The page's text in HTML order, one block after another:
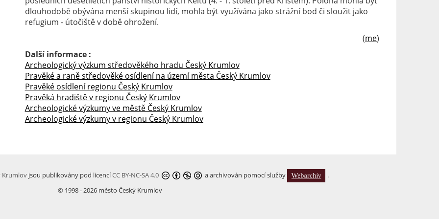
dlouhodobě obývána menší skupinou lidí, mohla být využívána jako strážní bod či sloužit jako
refugium - útočiště v době ohrožení.
(me)
Další informace :
Archeologický výzkum středověkého hradu Český Krumlov
Pravěké a raně středověké osídlení na území města Český Krumlov
Pravěké osídlení regionu Český Krumlov
Pravěká hradiště v regionu Český Krumlov
Archeologické výzkumy ve městě Český Krumlov
Archeologické výzkumy v regionu Český Krumlov
Krumlovjsou publikovány pod licencíCC BY-NC-SA 4.0 a archivován pomocí služby
.
© 1998 - 2026 město Český Krumlov